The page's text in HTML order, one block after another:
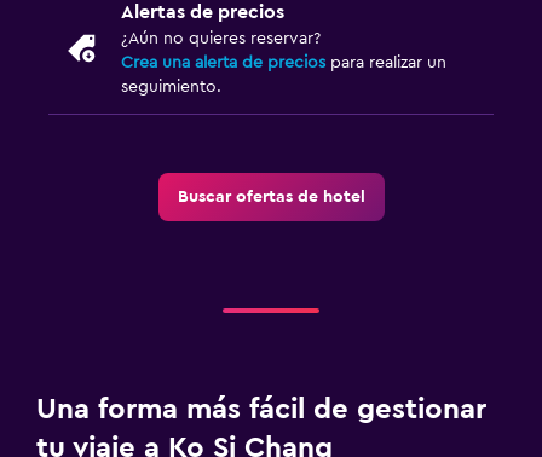
Alertas de precios
¿Aún no quieres reservar?
Crea una alerta de precios para realizar un
seguimiento.
Buscar ofertas de hotel
Una forma más fácil de gestionar
tu viaje a Ko Si Chang